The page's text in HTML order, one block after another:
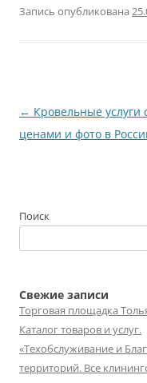
Запись опубликована
Навигация
по
← Кровельные услуги
ценами и фото в
Поиск
Свежие записи
Торговая площадка
Каталог товаров и услуг.
«Техобслуживание и
территорий. Все